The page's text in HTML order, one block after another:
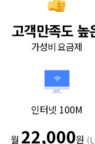
고객만족도 높
가성비 요금제
인터넷 100M
월 22,000원